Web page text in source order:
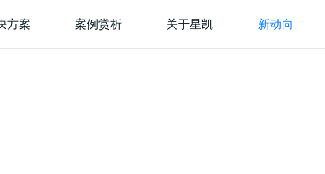
方案 案例赏析 关于星凯 新动向